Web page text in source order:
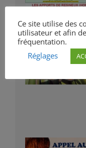
Ce site utilise des
utilisateur et afin
fréquentation.
Réglages